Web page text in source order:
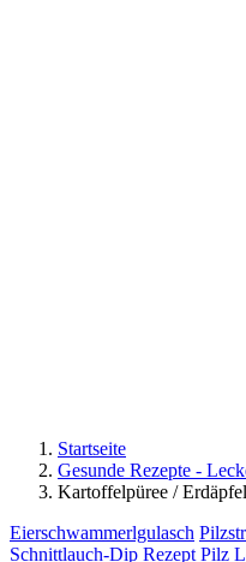
Startseite
Gesunde Rezepte -
Kartoffelpüree /
Eierschwammerlgulasch
Schnittlauch-Dip Rezept Pilz